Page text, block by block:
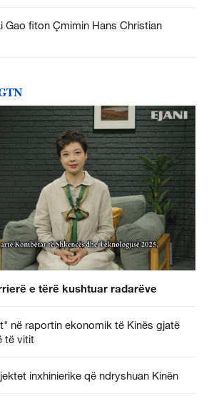
Gao fiton Çmimin Hans Christian
e tërë kushtuar radarëve
në raportin ekonomik të Kinës gjatë
të vitit
inxhinierike që ndryshuan Kinën